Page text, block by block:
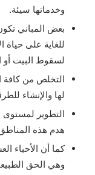
وخدماتها سيئة.
بعض المباني
للغاية على حياة
لسقوط البيت أو
التخلص من كافة
لها والإنشاء
التطوير لمستوى
هدم هذه المناطق
كما أن الأحياء
وهي الحق